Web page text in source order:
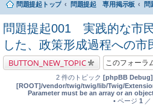
問題提起トップ 問題提起 専用掲示板
問題提起001 実践的な市
した、政策形成過程への市
BUTTON_NEW_TOPIC
2 件のトピック [phpBB Debug]
[ROOT]/vendor/twig/twig/lib/Twig/
Parameter must be an array or an
• ページ 1 ／